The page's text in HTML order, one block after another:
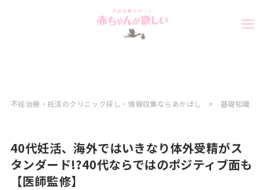
不妊治療・妊活のクリニック探し・情報収集ならあかほし 基礎知識
40代妊活、海外ではいきなり体外受精がス
タンダード!?40代ならではのポジティブ面も
【医師監修】